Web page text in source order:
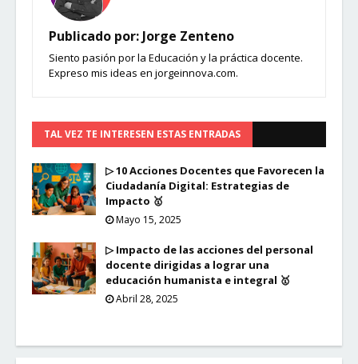
Publicado por: Jorge Zenteno
Siento pasión por la Educación y la práctica docente.
Expreso mis ideas en jorgeinnova.com.
TAL VEZ TE INTERESEN ESTAS ENTRADAS
▷ 10 Acciones Docentes que Favorecen la
Ciudadanía Digital: Estrategias de
Impacto 🥇
Mayo 15, 2025
▷ Impacto de las acciones del personal
docente dirigidas a lograr una
educación humanista e integral 🥇
Abril 28, 2025